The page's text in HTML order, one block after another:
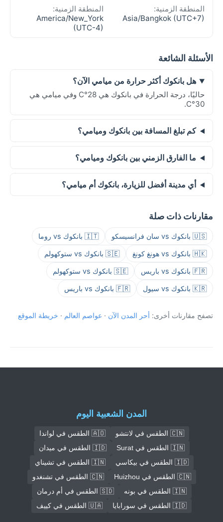
المنطقة الزمنية:
Asia/Bangkok (UTC+7)
المنطقة الزمنية:
America/New_York
(UTC-4)
الأسئلة الشائعة
هل بانكوك أكثر حرارة من ميامي الآن؟
حاليًا، درجة الحرارة في بانكوك هي 28°C وفي ميامي هي
30°C.
كم تبلغ المسافة بين بانكوك وميامي؟
ما الفارق الزمني بين بانكوك وميامي؟
أي مدينة أفضل للزيارة، بانكوك أم ميامي؟
مقارنات ذات صلة
🇺🇸 بانكوك vs سان فرانسيسكو 🇮🇹 بانكوك vs روما
🇭🇰 بانكوك vs هونغ كونغ 🇸🇪 بانكوك vs ستوكهولم
🇫🇷 بانكوك vs باريس 🇸🇪 بانكوك vs ستوكهولم
🇰🇷 بانكوك vs سيول 🇫🇷 بانكوك vs باريس
تصفح مقارنات أخرى: أحر المدن الآن · عواصم العالم · خريطة الموقع
المدن الشعبية اليوم
🇨🇳 الطقس في لانتشو
🇦🇴 الطقس في لواندا
🇮🇳 الطقس في Surat
🇮🇩 الطقس في ميدان
🇮🇩 الطقس في بيكاسي
🇮🇳 الطقس في تشيناي
🇨🇳 الطقس في Huizhou
🇨🇳 الطقس في تشنغدو
🇮🇳 الطقس في بونه
🇸🇩 الطقس في أم درمان
🇮🇩 الطقس في سورابايا
🇺🇦 الطقس في كييف